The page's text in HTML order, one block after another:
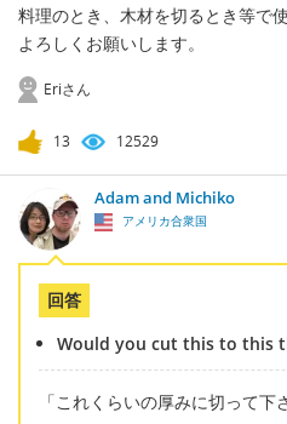
料理のとき、木材を切るとき等で
よろしくお願いします。
Eriさん
13 12529
Adam and Michiko
アメリカ合衆国
回答
Would you cut this to this
「これくらいの厚みに切って下